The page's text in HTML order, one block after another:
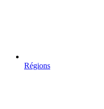
Régions